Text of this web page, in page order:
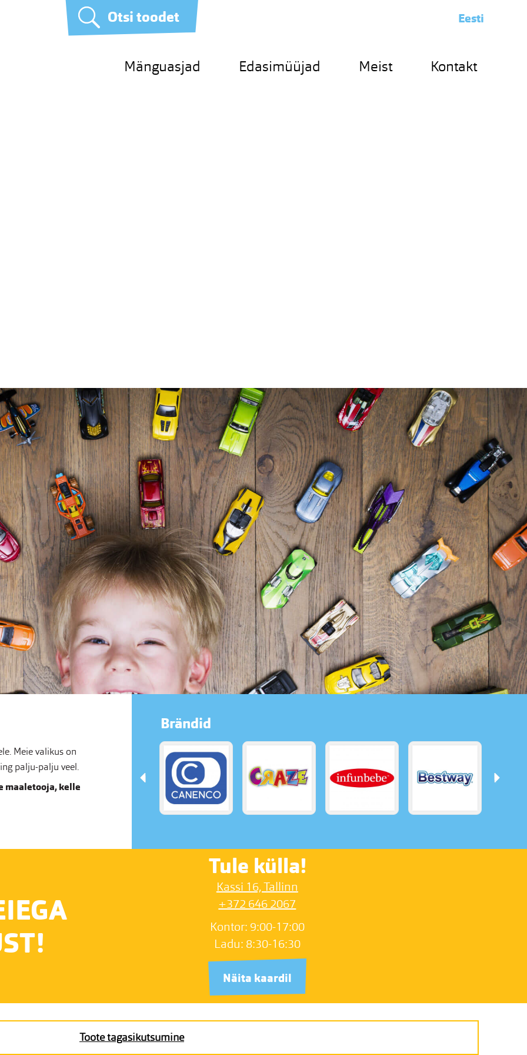
Otsi toodet
Mänguasjad Edasimüüjad Meist Kontakt
Eesti
Meie valikus on
palju-palju veel.
maaletooja, kelle
Brändid
Tule külla!
Kassi 16, Tallinn
+372 646 2067
Kontor: 9:00-17:00
Ladu: 8:30-16:30
Näita kaardil
Toote tagasikutsumine